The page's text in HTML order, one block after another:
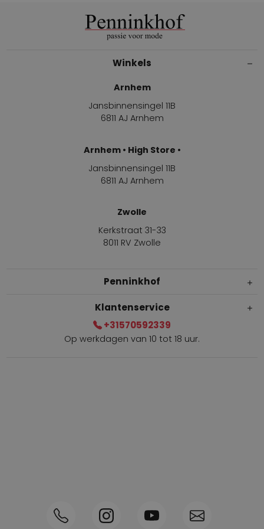
Winkels
Arnhem
Jansbinnensingel 11B
6811 AJ Arnhem
Arnhem • High Store •
Jansbinnensingel 11B
6811 AJ Arnhem
Zwolle
Kerkstraat 31-33
8011 RV Zwolle
Penninkhof
Klantenservice
+31570592339
Op werkdagen van 10 tot 18 uur.